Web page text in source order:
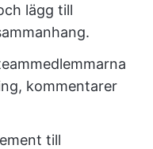
lägg till
kommentarer
till